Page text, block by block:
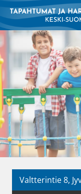
Valtterintie 8,